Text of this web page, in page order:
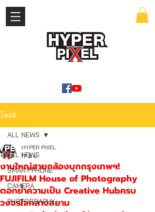
โพสต์
ALL NEWS
SMART PHONE
CAMERA
PHOTOGRAPHY
ALL NEWS
งานใหญ่สายกล้องบุกกรุงเทพฯ!
FUJIFILM House of Photography
ตอกย้ำความเป็น Creative Hubครบ
วงจรใจกลางสยาม
HYPER PIXEL
17 มิ.ย.